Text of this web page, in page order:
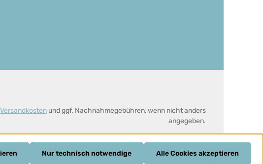
Versandkosten und ggf. Nachnahmegebühren, wenn nicht anders
angegeben.
Nur technisch notwendige Alle Cookies akzeptieren